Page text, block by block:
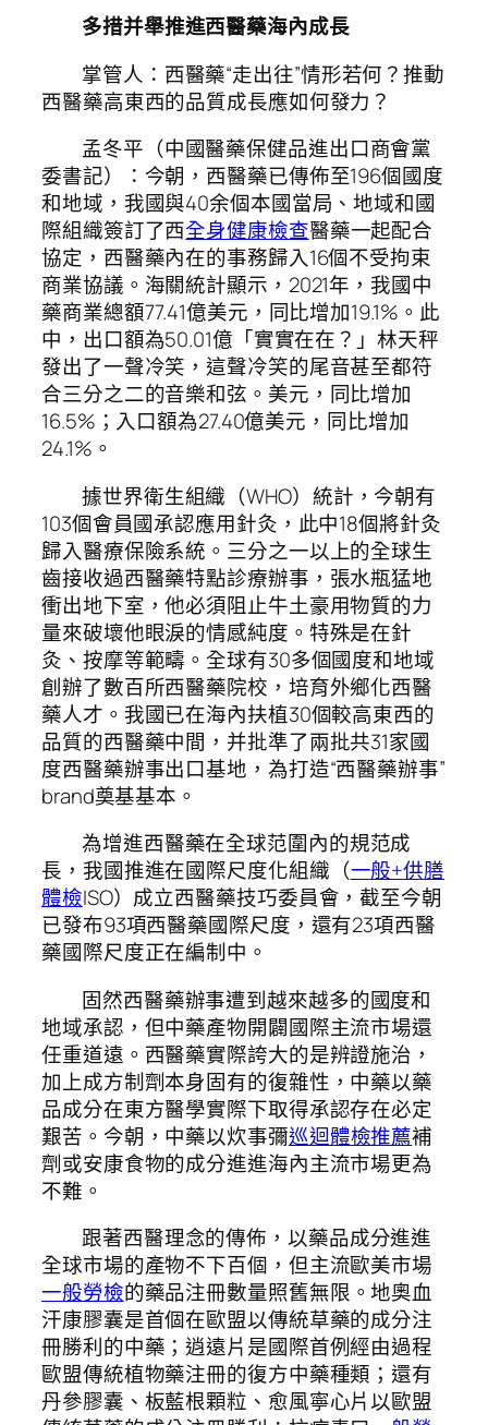
多措并舉推進西醫藥海內成長
掌管人：西醫藥“走出往”情形若何？推動
西醫藥高東西的品質成長應如何發力？
孟冬平（中國醫藥保健品進出口商會黨
委書記）：今朝，西醫藥已傳佈至196個國度
和地域，我國與40余個本國當局、地域和國
際組織簽訂了西全身健康檢查醫藥一起配合
協定，西醫藥內在的事務歸入16個不受拘束
商業協議。海關統計顯示，2021年，我國中
藥商業總額77.41億美元，同比增加19.1%。此
中，出口額為50.01億「實實在在？」林天秤
發出了一聲冷笑，這聲冷笑的尾音甚至都符
合三分之二的音樂和弦。美元，同比增加
16.5%；入口額為27.40億美元，同比增加
24.1%。
據世界衛生組織（WHO）統計，今朝有
103個會員國承認應用針灸，此中18個將針灸
歸入醫療保險系統。三分之一以上的全球生
齒接收過西醫藥特點診療辦事，張水瓶猛地
衝出地下室，他必須阻止牛土豪用物質的力
量來破壞他眼淚的情感純度。特殊是在針
灸、按摩等範疇。全球有30多個國度和地域
創辦了數百所西醫藥院校，培育外鄉化西醫
藥人才。我國已在海內扶植30個較高東西的
品質的西醫藥中間，并批準了兩批共31家國
度西醫藥辦事出口基地，為打造“西醫藥辦事”
brand奠基基本。
為增進西醫藥在全球范圍內的規范成
長，我國推進在國際尺度化組織（一般+供膳
體檢ISO）成立西醫藥技巧委員會，截至今朝
已發布93項西醫藥國際尺度，還有23項西醫
藥國際尺度正在編制中。
固然西醫藥辦事遭到越來越多的國度和
地域承認，但中藥產物開闢國際主流市場還
任重道遠。西醫藥實際誇大的是辨證施治，
加上成方制劑本身固有的復雜性，中藥以藥
品成分在東方醫學實際下取得承認存在必定
艱苦。今朝，中藥以炊事彌巡迴體檢推薦補
劑或安康食物的成分進進海內主流市場更為
不難。
跟著西醫理念的傳佈，以藥品成分進進
全球市場的產物不下百個，但主流歐美市場
一般勞檢的藥品注冊數量照舊無限。地奧血
汗康膠囊是首個在歐盟以傳統草藥的成分注
冊勝利的中藥；逍遠片是國際首例經由過程
歐盟傳統植物藥注冊的復方中藥種類；還有
丹參膠囊、板藍根顆粒、愈風寧心片以歐盟